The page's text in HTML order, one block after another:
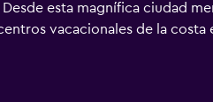
esta magnífica ciudad
vacacionales de la
de vapor para realizar un
y una recoleta ubicación,